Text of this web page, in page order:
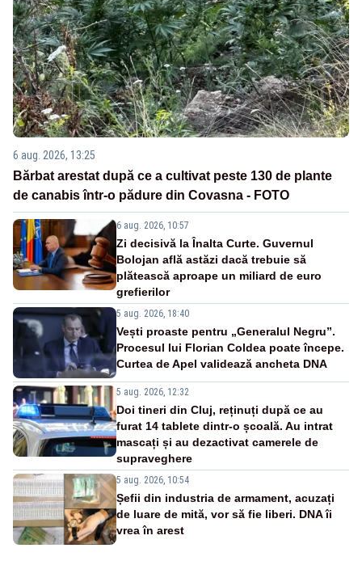
6 aug. 2026, 13:25
Bărbat arestat după ce a cultivat peste 130 de plante
de canabis într-o pădure din Covasna - FOTO
6 aug. 2026, 10:57
Zi decisivă la Înalta Curte. Guvernul
Bolojan află astăzi dacă trebuie să
plătească aproape un miliard de euro
grefierilor
5 aug. 2026, 18:40
Vești proaste pentru „Generalul Negru”.
Procesul lui Florian Coldea poate începe.
Curtea de Apel validează ancheta DNA
5 aug. 2026, 12:32
Doi tineri din Cluj, reținuți după ce au
furat 14 tablete dintr-o școală. Au intrat
mascați și au dezactivat camerele de
supraveghere
5 aug. 2026, 10:54
Șefii din industria de armament, acuzați
de luare de mită, vor să fie liberi. DNA îi
vrea în arest